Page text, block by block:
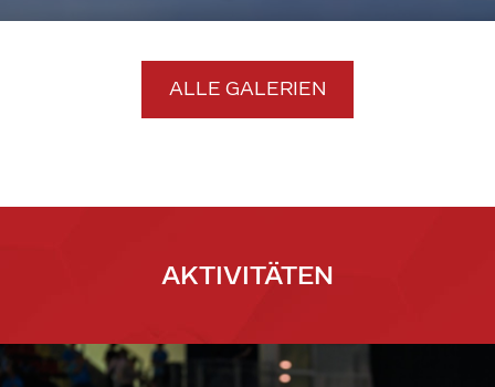
ALLE GALERIEN
AKTIVITÄTEN